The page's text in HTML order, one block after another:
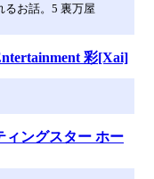
るお話。5 裏万屋
彩[Xai]
ィングスター ホー